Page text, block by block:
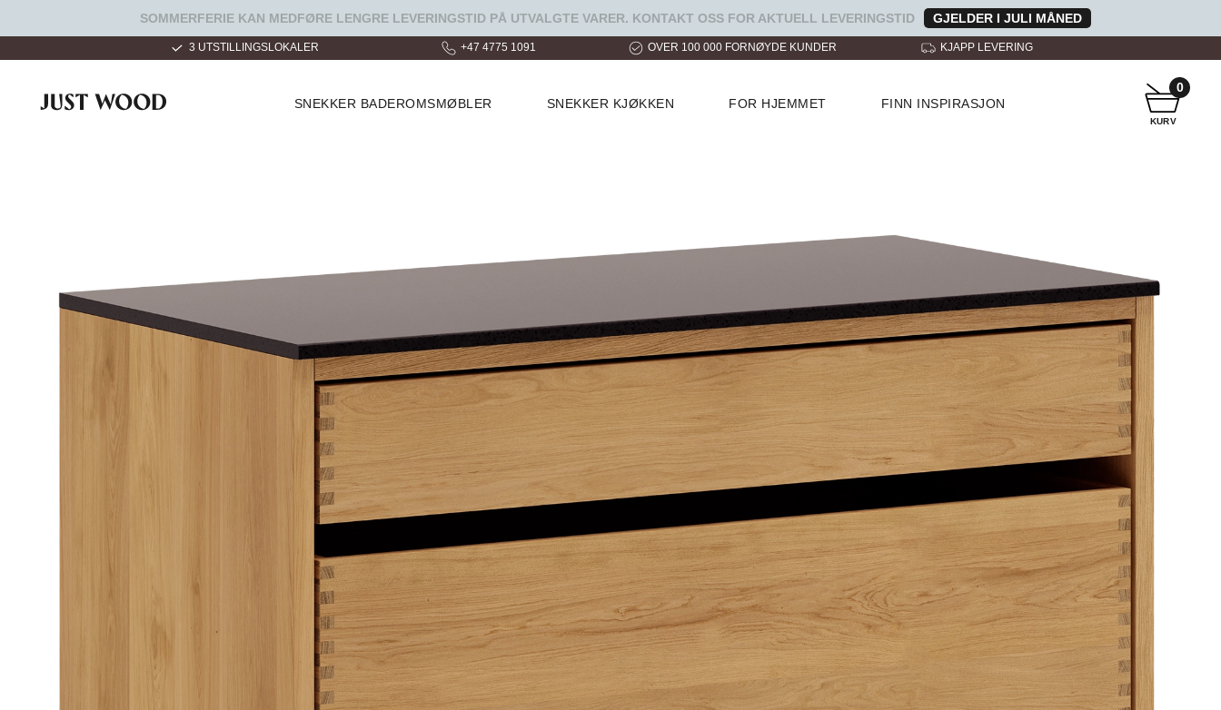
SOMMERFERIE KAN MEDFØRE LENGRE LEVERINGSTID PÅ UTVALGTE VARER. KONTAKT OSS FOR AKTUELL LEVERINGSTID GJELDER I JULI MÅNED
3 UTSTILLINGSLOKALER +47 4775 1091 OVER 100 000 FORNØYDE KUNDER KJAPP LEVERING
SNEKKER BADEROMSMØBLER SNEKKER KJØKKEN FOR HJEMMET FINN INSPIRASJON
KURV
0